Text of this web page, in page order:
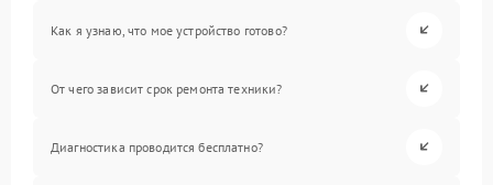
Как я узнаю, что мое устройство готово?
От чего зависит срок ремонта техники?
Диагностика проводится бесплатно?